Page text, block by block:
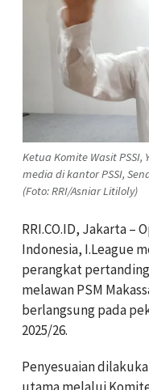
Ketua Komite Wasit
media di kantor PSSI,
(Foto: RRI/Asniar Litiloly)
RRI.CO.ID, Jakarta –
Indonesia, I.League
perangkat
melawan PSM
berlangsung pada
2025/26.
Penyesuaian
utama melalui